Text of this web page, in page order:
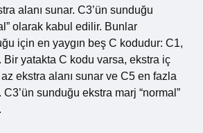
alanı sunar. C3’ün sunduğu
olarak kabul edilir. Bunlar
için en yaygın beş C kodudur: C1,
Bir yatakta C kodu varsa, ekstra iç
ekstra alanı sunar ve C5 en fazla
C3’ün sunduğu ekstra marj “normal”